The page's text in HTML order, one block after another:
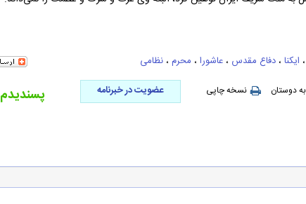
، ایکنا ، دفاع مقدس ، عاشورا ، محرم ، نظامی
دوستان نسخه چاپی عضویت در خبرنامه پسندیدم